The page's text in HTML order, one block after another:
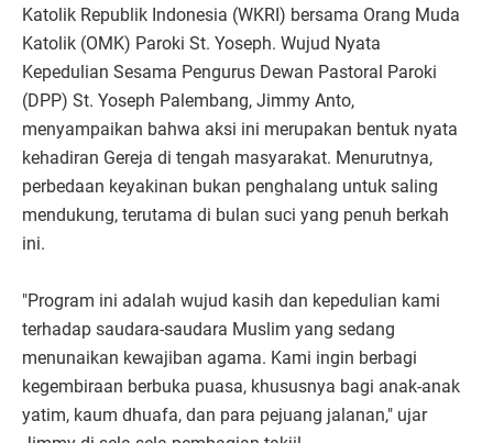
Katolik Republik Indonesia (WKRI) bersama Orang Muda
Katolik (OMK) Paroki St. Yoseph. Wujud Nyata
Kepedulian Sesama Pengurus Dewan Pastoral Paroki
(DPP) St. Yoseph Palembang, Jimmy Anto,
menyampaikan bahwa aksi ini merupakan bentuk nyata
kehadiran Gereja di tengah masyarakat. Menurutnya,
perbedaan keyakinan bukan penghalang untuk saling
mendukung, terutama di bulan suci yang penuh berkah
ini.
"Program ini adalah wujud kasih dan kepedulian kami
terhadap saudara-saudara Muslim yang sedang
menunaikan kewajiban agama. Kami ingin berbagi
kegembiraan berbuka puasa, khususnya bagi anak-anak
yatim, kaum dhuafa, dan para pejuang jalanan," ujar